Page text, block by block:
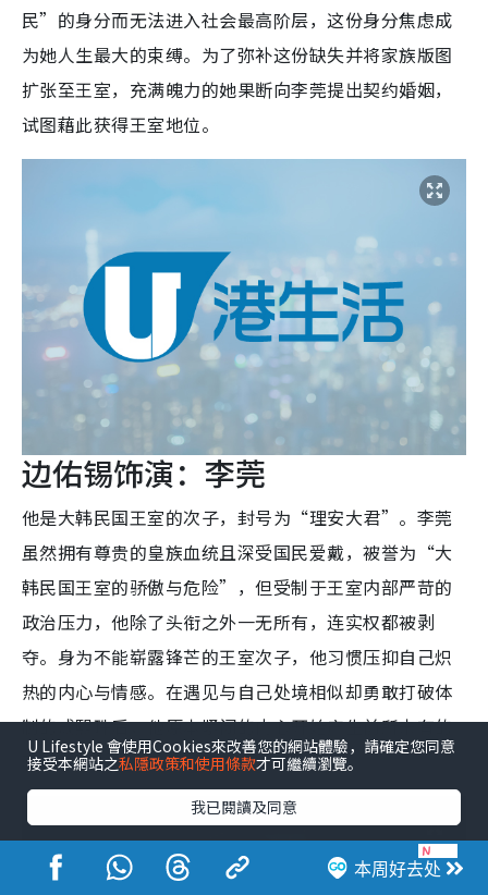
民”的身分而无法进入社会最高阶层，这份身分焦虑成
为她人生最大的束缚。为了弥补这份缺失并将家族版图
扩张至王室，充满魄力的她果断向李莞提出契约婚姻，
试图藉此获得王室地位。
边佑锡饰演：李莞
他是大韩民国王室的次子，封号为“理安大君”。李莞
虽然拥有尊贵的皇族血统且深受国民爱戴，被誉为“大
韩民国王室的骄傲与危险”，但受制于王室内部严苛的
政治压力，他除了头衔之外一无所有，连实权都被剥
夺。身为不能崭露锋芒的王室次子，他习惯压抑自己炽
热的内心与情感。在遇见与自己处境相似却勇敢打破体
制的成熙珠后，他原本紧闭的内心开始产生前所未有的
转变。
本周好去处
U Lifestyle 會使用Cookies來改善您的網站體驗，請確定您同意
接受本網站之私隱政策和使用條款才可繼續瀏覽。
我已閱讀及同意